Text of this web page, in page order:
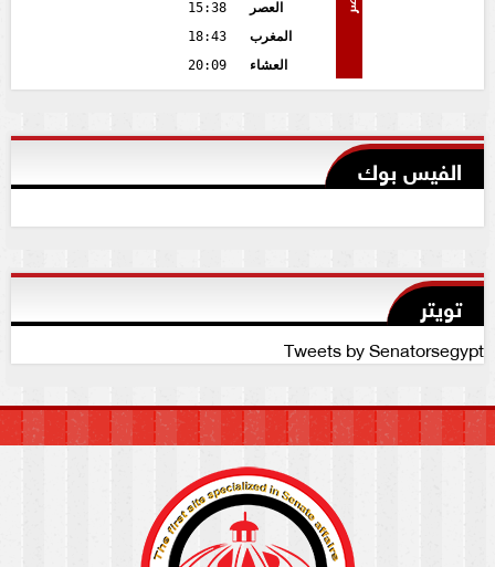
العصر
15:38
المغرب
18:43
العشاء
20:09
الفيس بوك
تويتر
Tweets by Senatorsegypt